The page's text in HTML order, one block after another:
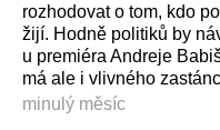
rozhodovat o tom, kdo
žijí. Hodně politiků by
u premiéra Andreje
má ale i vlivného
minulý měsíc